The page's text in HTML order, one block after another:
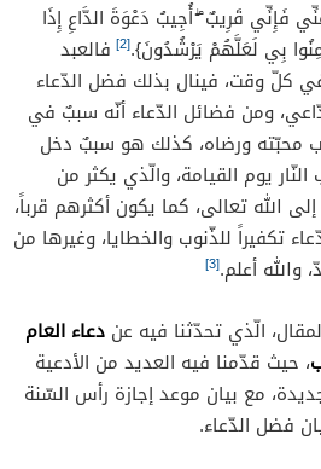
فَإِنِّي قَرِيبٌ ۖ أُجِيبُ دَعْوَةَ الدَّاعِ إِذَا
بِي لَعَلَّهُمْ يَرْشُدُونَ}.[2]
فالعبد
كلّ وقت، فينال بذلك فضل الدّعاء
ومن فضائل الدّعاء أنّه سببٌ في
محبّته ورضاه، كذلك هو سببٌ دخل
يوم القيامة، والّذي يكثر من
الله تعالى، كما يكون أكثرهم قرباً،
تكفيراً للذّنوب والخطايا، وغيرها من
والله أعلم.[3]
الّذي تحدّثنا فيه عن دعاء العام
، حيث قدّمنا فيه العديد من الأدعية
مع بيان موعد إجازة رأس السّنة
فضل الدّعاء.